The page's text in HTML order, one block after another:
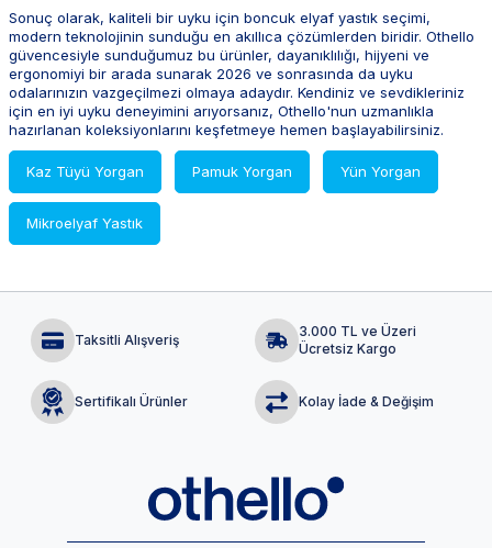
sağladığı için standart dolgu malzemelerine göre çok
daha az terletme yapar. Pamuklu dış kılıfımız bu özelliği
pekiştirir.
Sonuç olarak, kaliteli bir uyku için boncuk elyaf yastık seçimi,
modern teknolojinin sunduğu en akıllıca çözümlerden biridir. Othello
güvencesiyle sunduğumuz bu ürünler, dayanıklılığı, hijyeni ve
ergonomiyi bir arada sunarak 2026 ve sonrasında da uyku
odalarınızın vazgeçilmezi olmaya adaydır. Kendiniz ve sevdikleriniz
için en iyi uyku deneyimini arıyorsanız, Othello'nun uzmanlıkla
hazırlanan koleksiyonlarını keşfetmeye hemen başlayabilirsiniz.
Kaz Tüyü Yorgan Pamuk Yorgan Yün Yorgan
Mikroelyaf Yastık
Taksitli Alışveriş
3.000 TL ve Üzeri
Ücretsiz Kargo
Sertifikalı Ürünler Kolay İade & Değişim